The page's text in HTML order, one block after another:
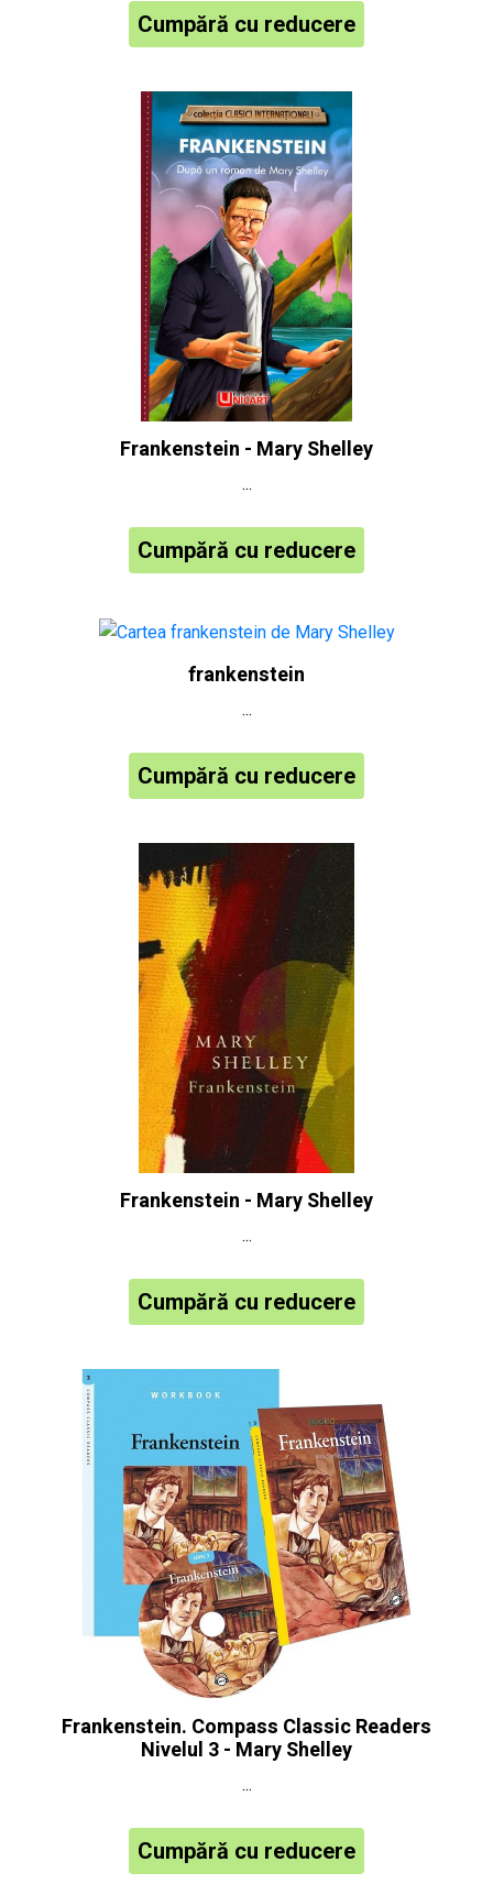
Cumpără cu reducere
Frankenstein - Mary Shelley
...
Cumpără cu reducere
frankenstein
...
Cumpără cu reducere
Frankenstein - Mary Shelley
...
Cumpără cu reducere
Frankenstein. Compass Classic Readers
Nivelul 3 - Mary Shelley
...
Cumpără cu reducere